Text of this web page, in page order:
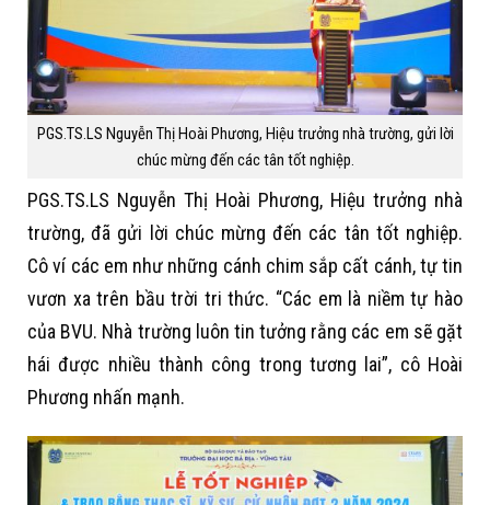
PGS.TS.LS Nguyễn Thị Hoài Phương, Hiệu trưởng nhà trường, gửi lời
chúc mừng đến các tân tốt nghiệp.
PGS.TS.LS Nguyễn Thị Hoài Phương, Hiệu trưởng nhà
trường, đã gửi lời chúc mừng đến các tân tốt nghiệp.
Cô ví các em như những cánh chim sắp cất cánh, tự tin
vươn xa trên bầu trời tri thức. “Các em là niềm tự hào
của BVU. Nhà trường luôn tin tưởng rằng các em sẽ gặt
hái được nhiều thành công trong tương lai”, cô Hoài
Phương nhấn mạnh.